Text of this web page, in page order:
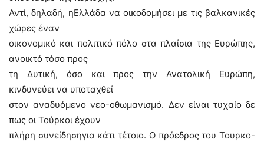
Αντί, δηλαδή, ηΕλλάδα να οικοδομήσει με τις βαλκανικές
χώρες έναν
οικονομικό και πολιτικό πόλο στα πλαίσια της Ευρώπης,
ανοικτό τόσο προς
τη Δυτική, όσο και προς την Ανατολική Ευρώπη,
κινδυνεύει να υποταχθεί
στον αναδυόμενο νεο-οθωμανισμό. Δεν είναι τυχαίο δε
πως οι Τούρκοι έχουν
πλήρη συνείδησηγια κάτι τέτοιο. Ο πρόεδρος του Τουρκο-